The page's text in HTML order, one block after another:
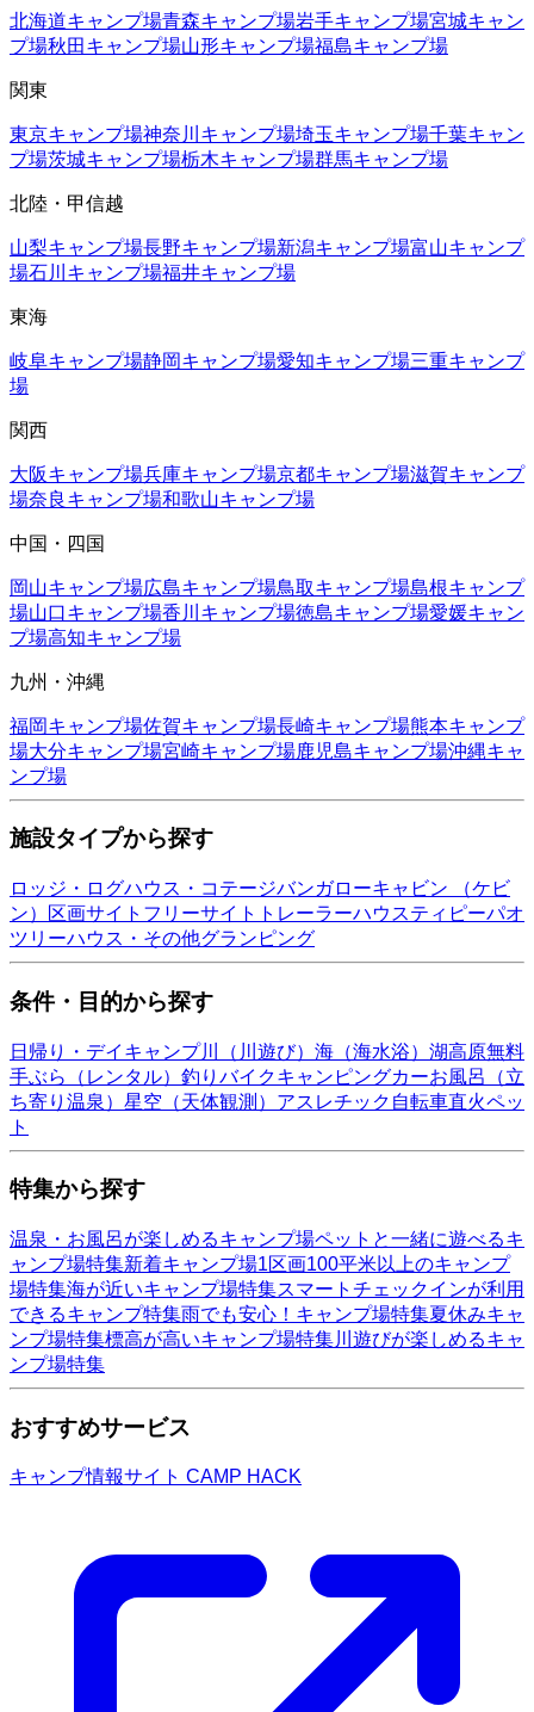
北海道キャンプ場青森キャンプ場岩手キャンプ場宮城キャン
プ場秋田 キャンプ場山形キャンプ場福島キャンプ場
関東
東京キャンプ場神奈川 キャンプ場埼玉キャンプ場千葉キャン
プ場茨城キャンプ場栃木キャンプ場群馬キャンプ場
北陸・甲信越
山梨キャンプ場長野キャンプ場新潟キャンプ場富山キャンプ
場石川 キャンプ場福井キャンプ場
東海
岐阜キャンプ場静岡キャンプ場愛知キャンプ場三重キャンプ
場
関西
大阪キャンプ場兵庫キャンプ場京都キャンプ場滋賀キャンプ
場奈良 キャンプ場和歌山キャンプ場
中国・四国
岡山キャンプ場広島キャンプ場鳥取キャンプ場島根キャンプ
場山口キャンプ場香川 キャンプ場徳島キャンプ場愛媛キャン
プ場高知キャンプ場
九州・沖縄
福岡キャンプ場佐賀キャンプ場長崎キャンプ場熊本キャンプ
場大分キャンプ場宮崎キャンプ場鹿児島キャンプ場沖縄キャ
ンプ場
施設タイプから探す
ロッジ・ログハウス・コテージバンガローキャビン （ケビ
ン）
区画サイト フリーサイト トレーラーハウスティピーパオ
ツリーハウス・その他グランピング
条件・目的から探す
日帰り・デイキャンプ川（川遊び） 海（海水浴） 湖高原無料
手ぶら（レンタル） 釣り バイクキャンピングカーお風呂（立
ち寄り温泉） 星空（天体観測） アスレチック 自転車直火ペッ
ト
特集から探す
温泉・お風呂が楽しめるキャンプ場ペットと一緒に遊べるキ
ャンプ場特集新着キャンプ場1区画100平米以上のキャンプ
場特集海が近いキャンプ場特集スマートチェックインが利用
できるキャンプ特集雨でも安心！キャンプ場特集夏休みキャ
ンプ場特集標高が高いキャンプ場特集川遊びが楽しめるキャ
ンプ場特集
おすすめサービス
キャンプ情報サイト CAMP HACK